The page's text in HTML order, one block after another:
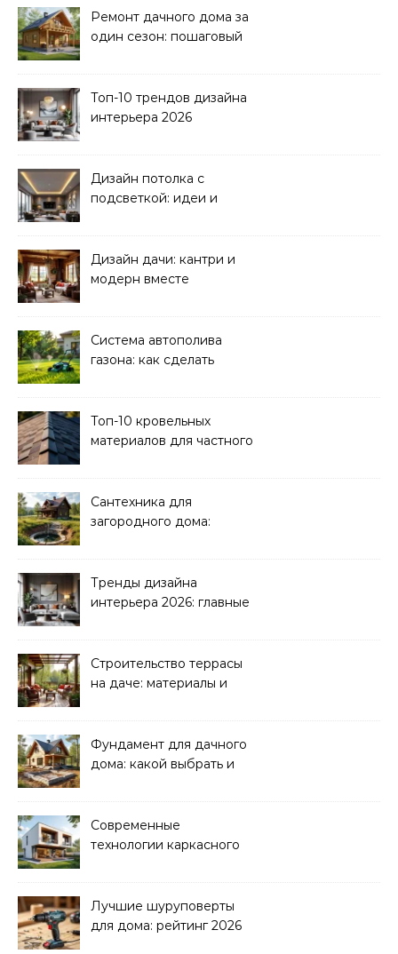
Ремонт дачного дома за
один сезон: пошаговый
Топ-10 трендов дизайна
интерьера 2026
Дизайн потолка с
подсветкой: идеи и
Дизайн дачи: кантри и
модерн вместе
Система автополива
газона: как сделать
Топ-10 кровельных
материалов для частного
Сантехника для
загородного дома:
Тренды дизайна
интерьера 2026: главные
Строительство террасы
на даче: материалы и
Фундамент для дачного
дома: какой выбрать и
Современные
технологии каркасного
Лучшие шуруповерты
для дома: рейтинг 2026